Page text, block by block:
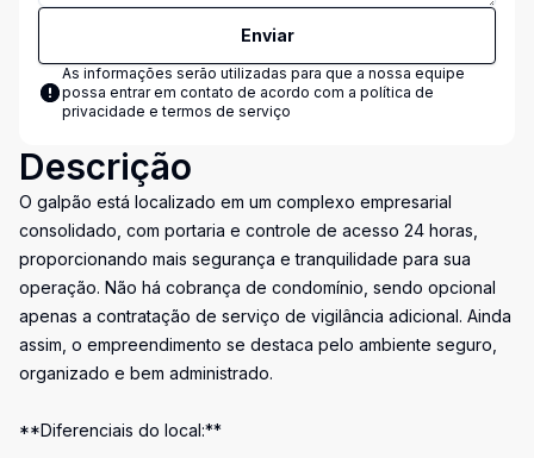
Enviar
As informações serão utilizadas para que a nossa equipe
possa entrar em contato de acordo com a política de
privacidade e termos de serviço
Descrição
O galpão está localizado em um complexo empresarial
consolidado, com portaria e controle de acesso 24 horas,
proporcionando mais segurança e tranquilidade para sua
operação. Não há cobrança de condomínio, sendo opcional
apenas a contratação de serviço de vigilância adicional. Ainda
assim, o empreendimento se destaca pelo ambiente seguro,
organizado e bem administrado.
**Diferenciais do local:**